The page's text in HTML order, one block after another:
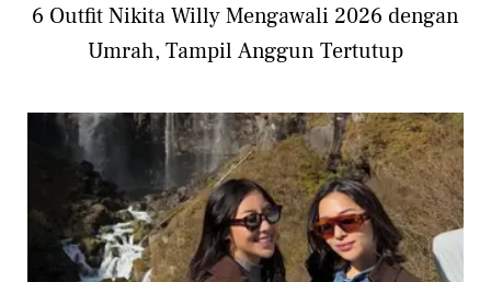
6 Outfit Nikita Willy Mengawali 2026 dengan
Umrah, Tampil Anggun Tertutup